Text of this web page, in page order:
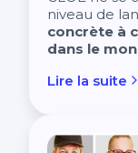
niveau de
concrète à
dans le
Lire la suite